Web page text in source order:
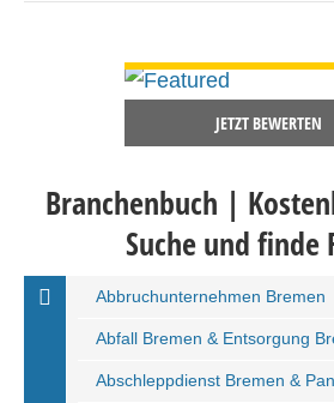
JETZT BEWERTEN
Branchenbuch |
Suche und finde
Abbruchunternehmen Bremen
Abfall Bremen & Entsorgung
Abschleppdienst Bremen &